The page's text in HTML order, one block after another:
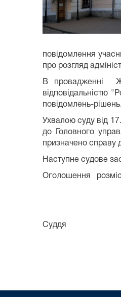
повідомлення
про розгляд
В провадженні
відповідальністю
повідомлень-рішень.
Ухвалою суду від
до Головного
призначено справу
Наступне судове
Оголошення